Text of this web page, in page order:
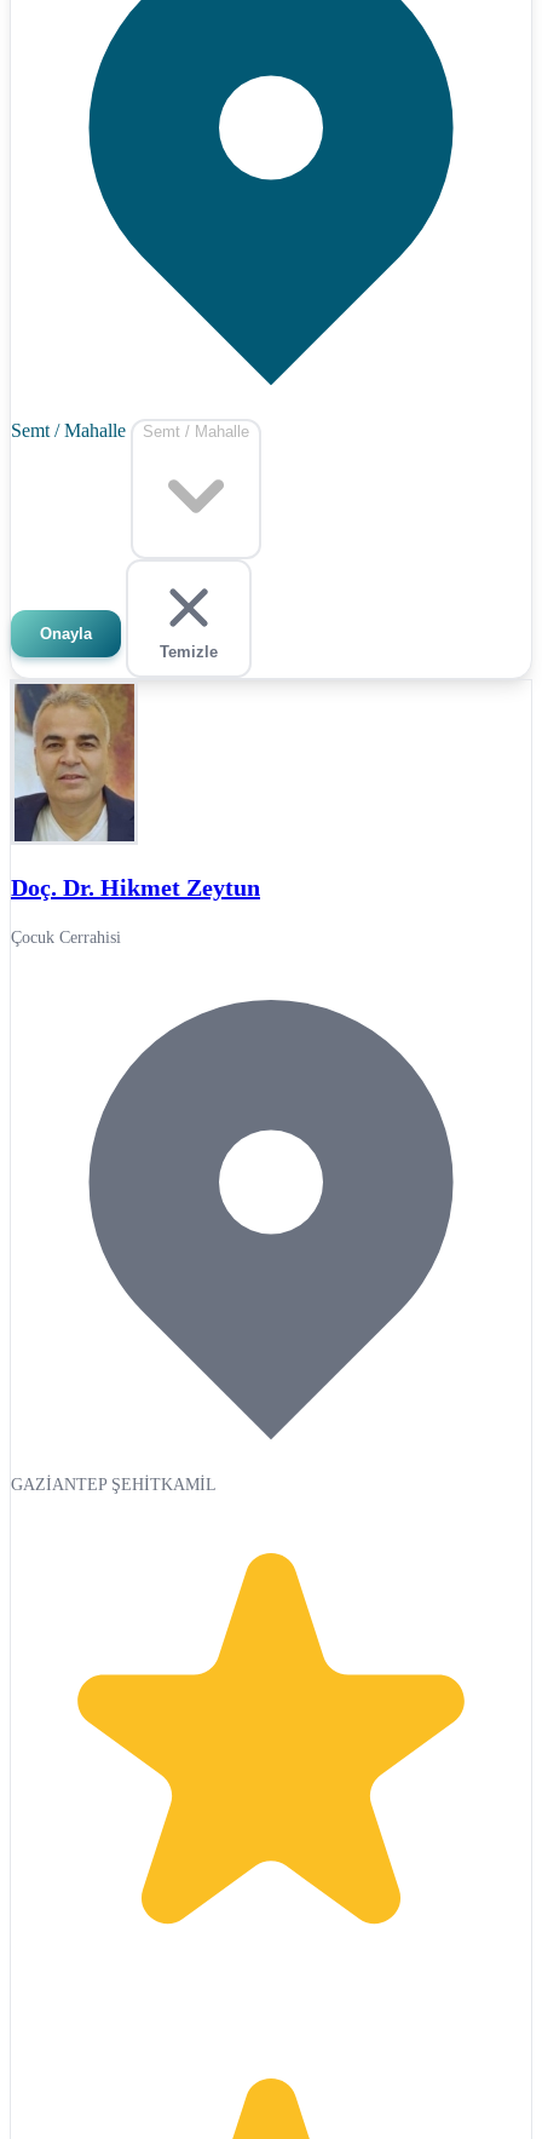
Semt / Mahalle Semt / Mahalle
Onayla
Temizle
Doç. Dr. Hikmet Zeytun
Çocuk Cerrahisi
GAZİANTEP ŞEHİTKAMİL